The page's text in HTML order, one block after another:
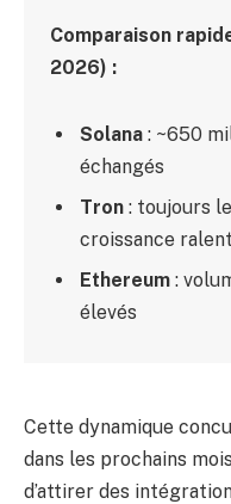
Comparaison
2026) :
Solana : ~650
échangés
Tron : toujours
croissance
Ethereum :
élevés
Cette dynamique
dans les prochains
d’attirer des